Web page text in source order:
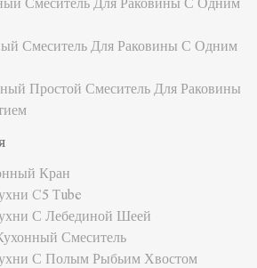
Смеситель Для Раковины С Одним
Смеситель Для Раковины С Одним
Простой Смеситель Для Раковины
Кран
C5 Tube
С Лебединой Шеей
Смеситель
С Полым Рыбьим Хвостом